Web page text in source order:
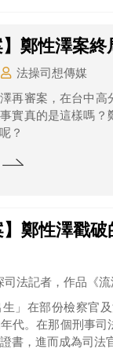
】鄭性澤案
法操司想傳媒
再審案，在台中
實真的是這樣嗎
？
】鄭性澤戳
司法記者，作品《
」在部份檢察官
代。在那個刑事
書，進而成為司法